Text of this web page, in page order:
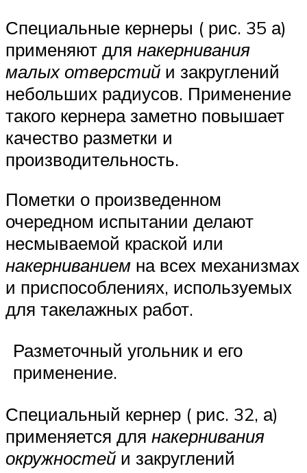
Специальные кернеры ( рис. 35 а)
применяют для накернивания
малых отверстий и закруглений
небольших радиусов. Применение
такого кернера заметно повышает
качество разметки и
производительность.
Пометки о произведенном
очередном испытании делают
несмываемой краской или
накерниванием на всех механизмах
и приспособлениях, используемых
для такелажных работ.
Разметочный угольник и его
применение.
Специальный кернер ( рис. 32, а)
применяется для накернивания
окружностей и закруглений